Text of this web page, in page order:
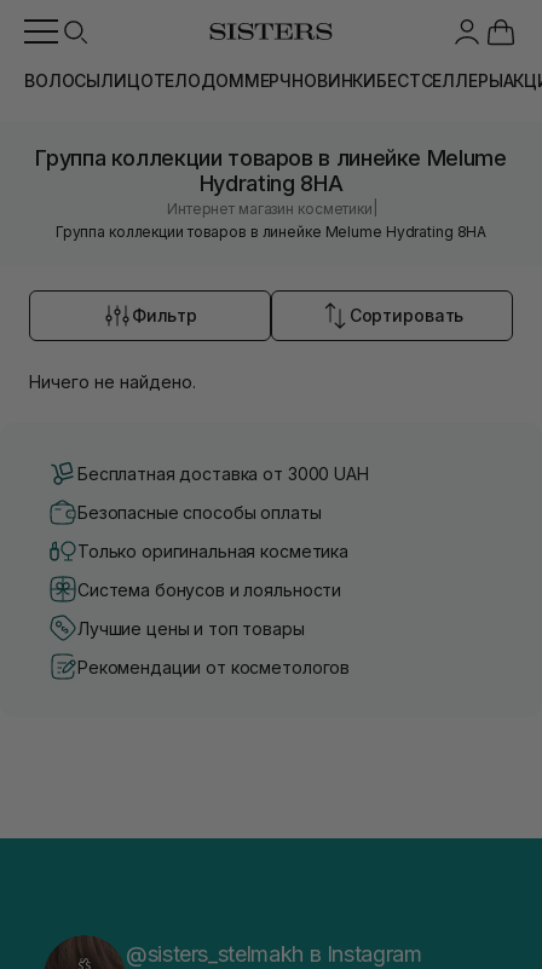
ВОЛОСЫЛИЦОТЕЛОДОММЕРЧНОВИНКИБЕСТСЕЛЛЕРЫ
Группа коллекции товаров в линейке Melume
Hydrating 8HA
Интернет магазин косметики
Группа коллекции товаров в линейке Melume Hydrating 8HA
Фильтр Сортировать
Ничего не найдено.
Бесплатная доставка от 3000 UAH
Безопасные способы оплаты
Только оригинальная косметика
Система бонусов и лояльности
Лучшие цены и топ товары
Рекомендации от косметологов
@sisters_stelmakh в Instagram